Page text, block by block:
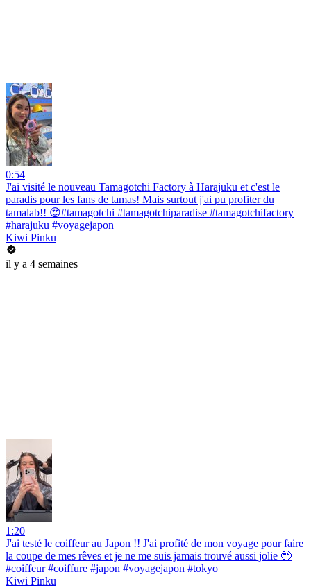
0:54
J'ai visité le nouveau Tamagotchi Factory à Harajuku et c'est le
paradis pour les fans de tamas! Mais surtout j'ai pu profiter du
tamalab!! 😍#tamagotchi #tamagotchiparadise #tamagotchifactory
#harajuku #voyagejapon
Kiwi Pinku
il y a 4 semaines
1:20
J'ai testé le coiffeur au Japon !! J'ai profité de mon voyage pour faire
la coupe de mes rêves et je ne me suis jamais trouvé aussi jolie 🥹
#coiffeur #coiffure #japon #voyagejapon #tokyo
Kiwi Pinku